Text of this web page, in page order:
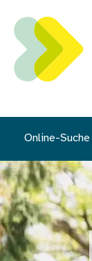
Direkt zum Inhalt
Online-Suche